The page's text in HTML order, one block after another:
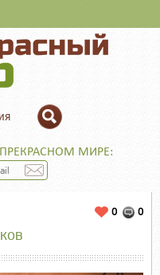
ПРЕКРАСНОМ МИРЕ:
0
0